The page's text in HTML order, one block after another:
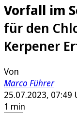
Vorfall im
für den
Kerpener
Von
Marco Führer
25.07.2023, 07:49
1 min